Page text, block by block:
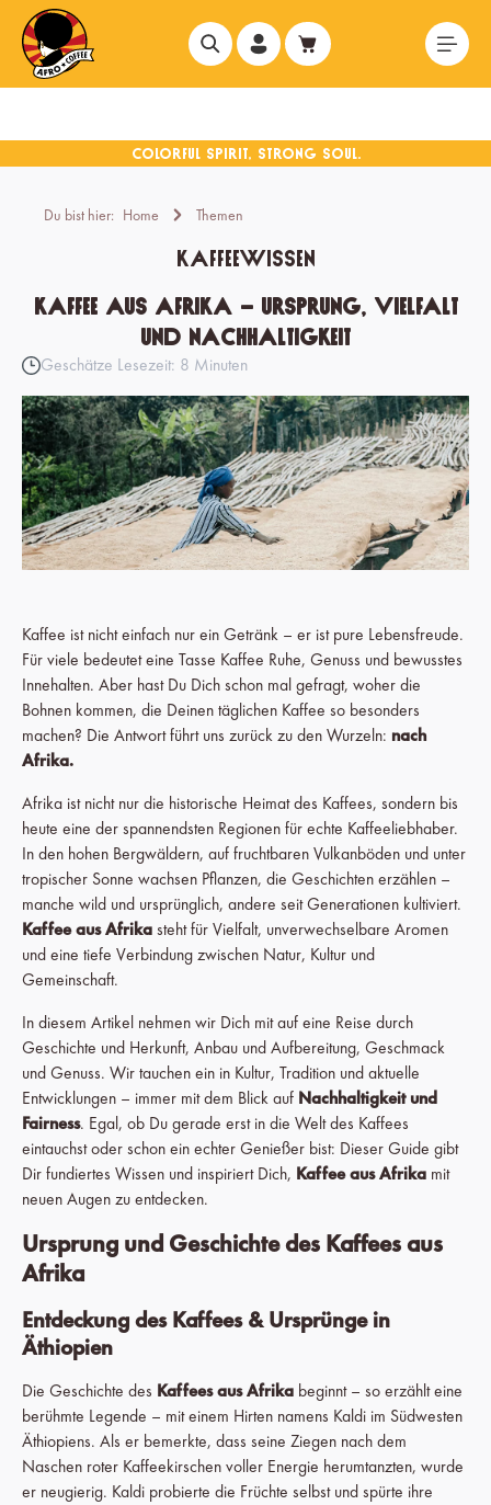
springen
Du bist hier: Home Themen
Kaffeewissen
Kaffee aus Afrika – Ursprung, Vielfalt
und Nachhaltigkeit
Geschätze Lesezeit: 8 Minuten
Kaffee ist nicht einfach nur ein Getränk – er ist pure Lebensfreude.
Für viele bedeutet eine Tasse Kaffee Ruhe, Genuss und bewusstes
Innehalten. Aber hast Du Dich schon mal gefragt, woher die
Bohnen kommen, die Deinen täglichen Kaffee so besonders
machen? Die Antwort führt uns zurück zu den Wurzeln: nach
Afrika.
Afrika ist nicht nur die historische Heimat des Kaffees, sondern bis
heute eine der spannendsten Regionen für echte Kaffeeliebhaber.
In den hohen Bergwäldern, auf fruchtbaren Vulkanböden und unter
tropischer Sonne wachsen Pflanzen, die Geschichten erzählen –
manche wild und ursprünglich, andere seit Generationen kultiviert.
Kaffee aus Afrika steht für Vielfalt, unverwechselbare Aromen
und eine tiefe Verbindung zwischen Natur, Kultur und
Gemeinschaft.
In diesem Artikel nehmen wir Dich mit auf eine Reise durch
Geschichte und Herkunft, Anbau und Aufbereitung, Geschmack
und Genuss. Wir tauchen ein in Kultur, Tradition und aktuelle
Entwicklungen – immer mit dem Blick auf Nachhaltigkeit und
Fairness. Egal, ob Du gerade erst in die Welt des Kaffees
eintauchst oder schon ein echter Genießer bist: Dieser Guide gibt
Dir fundiertes Wissen und inspiriert Dich, Kaffee aus Afrika mit
neuen Augen zu entdecken.
Ursprung und Geschichte des Kaffees aus
Afrika
Entdeckung des Kaffees & Ursprünge in
Äthiopien
Die Geschichte des Kaffees aus Afrika beginnt – so erzählt eine
berühmte Legende – mit einem Hirten namens Kaldi im Südwesten
Äthiopiens. Als er bemerkte, dass seine Ziegen nach dem
Naschen roter Kaffeekirschen voller Energie herumtanzten, wurde
er neugierig. Kaldi probierte die Früchte selbst und spürte ihre